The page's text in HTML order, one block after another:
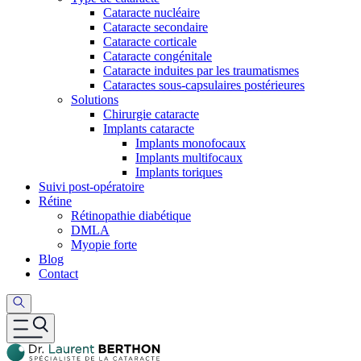
Cataracte nucléaire
Cataracte secondaire
Cataracte corticale
Cataracte congénitale
Cataracte induites par les traumatismes
Cataractes sous-capsulaires postérieures
Solutions
Chirurgie cataracte
Implants cataracte
Implants monofocaux
Implants multifocaux
Implants toriques
Suivi post-opératoire
Rétine
Rétinopathie diabétique
DMLA
Myopie forte
Blog
Contact